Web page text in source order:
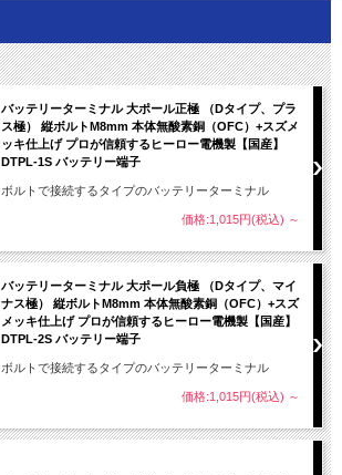
バッテリーターミナル 大ポール正極 （Dタイプ、プラ
ス極） 縦ボルトM8mm 本体無酸素銅（OFC）+スズメ
ッキ仕上げ プロが信頼するヒーロー電機製【国産】
DTPL-1S バッテリー端子
ボルトで接続するタイプのバッテリーターミナル
価格:1,015円(税込) ～
バッテリーターミナル 大ポール負極 （Dタイプ、マイ
ナス極） 縦ボルトM8mm 本体無酸素銅（OFC）+スズ
メッキ仕上げ プロが信頼するヒーロー電機製【国産】
DTPL-2S バッテリー端子
ボルトで接続するタイプのバッテリーターミナル
価格:1,015円(税込) ～